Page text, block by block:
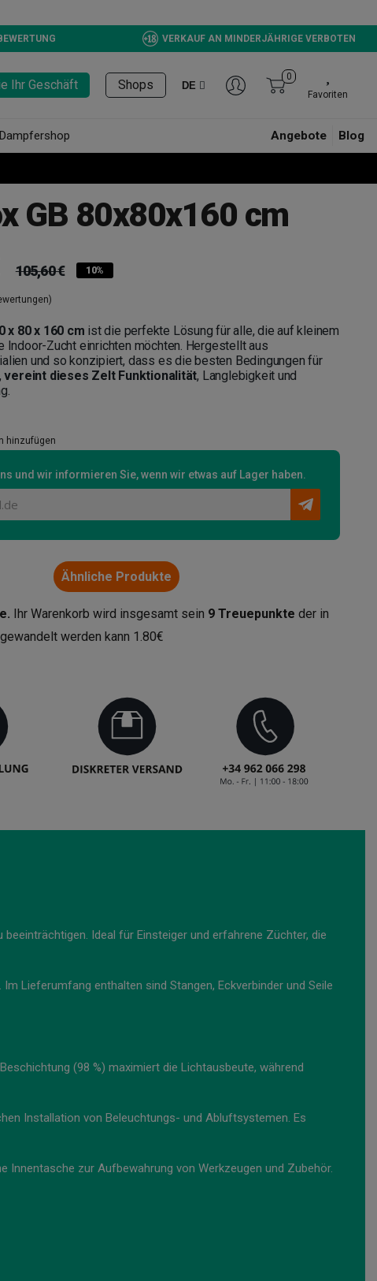
VERKAUF AN MINDERJÄHRIGE VERBOTEN
Ihr Geschäft Shops DE
0
Favoriten
Dampfershop Angebote Blog
GB 80x80x160 cm
105,60 € 10%
x 80 x 160 cm ist die perfekte Lösung für alle, die auf kleinem
Indoor-Zucht einrichten möchten. Hergestellt aus
und so konzipiert, dass es die besten Bedingungen für
vereint dieses Zelt Funktionalität, Langlebigkeit und
hinzufügen
und wir informieren Sie, wenn wir etwas auf Lager haben.
Ähnliche Produkte
Ihr Warenkorb wird insgesamt sein 9 Treuepunkte der in
werden kann 1.80€
Ideal für Einsteiger und erfahrene Züchter, die
Im Lieferumfang enthalten sind Stangen, Eckverbinder und Seile
(98 %) maximiert die Lichtausbeute, während
Installation von Beleuchtungs- und Abluftsystemen. Es
Innentasche zur Aufbewahrung von Werkzeugen und Zubehör.